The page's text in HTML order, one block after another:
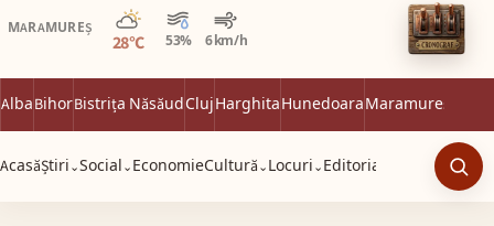
MARAMUREȘ
28°C 53% 6 km/h
Parțial noros
AlbaBihorBistrița NăsăudClujHarghitaHunedoaraMaramureș
AcasăȘtiri ⌄Social ⌄ EconomieCultură ⌄ Locuri ⌄ Editorial